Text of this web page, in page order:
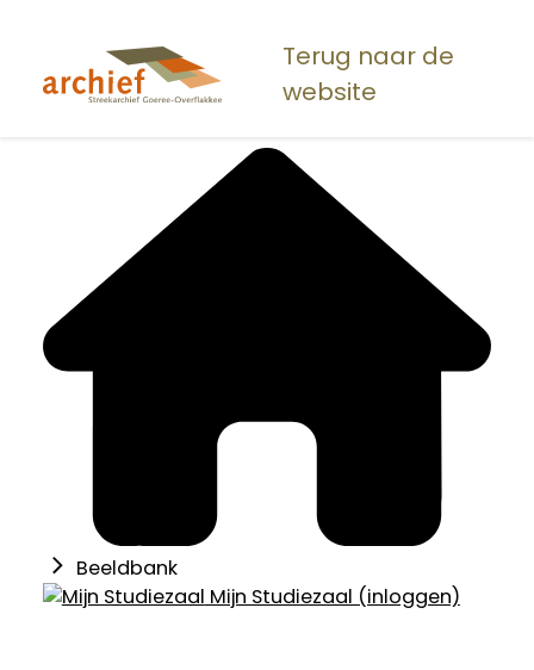
naar
Terug naar de
website
Beeldbank
Mijn Studiezaal (inloggen)